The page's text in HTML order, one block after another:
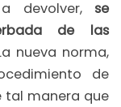
devolver, se
de las
nueva norma,
de
tal manera que